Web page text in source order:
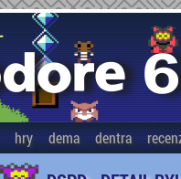
hry dema dentra